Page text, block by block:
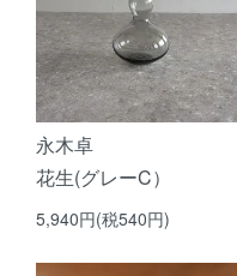
永木卓
花生(グレーC）
5,940円(税540円)